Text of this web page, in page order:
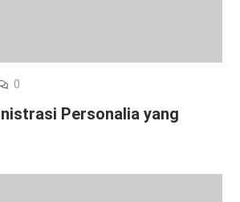
0
Personalia yang